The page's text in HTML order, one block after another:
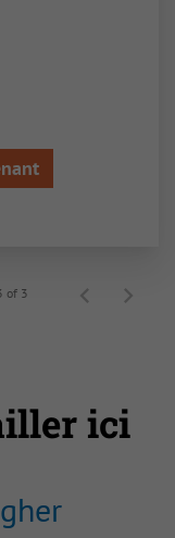
of 3
ici